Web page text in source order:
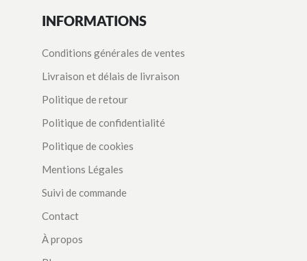
INFORMATIONS
Conditions générales de ventes
Livraison et délais de livraison
Politique de retour
Politique de confidentialité
Politique de cookies
Mentions Légales
Suivi de commande
Contact
À propos